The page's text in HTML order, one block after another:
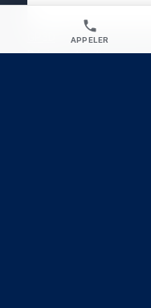
rapide et radicale ?
Désinsectisation
APPELER